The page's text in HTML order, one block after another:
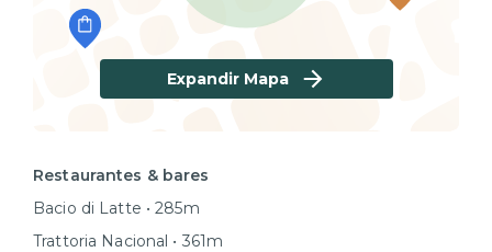
Expandir Mapa
Restaurantes & bares
Bacio di Latte • 285m
Trattoria Nacional • 361m